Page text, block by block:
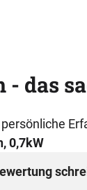
das
0,7kW